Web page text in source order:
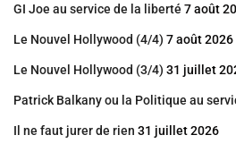
GI Joe au service de la liberté 7 août
Le Nouvel Hollywood (4/4) 7 août 2026
Le Nouvel Hollywood (3/4) 31 juillet
Patrick Balkany ou la Politique au
Il ne faut jurer de rien 31 juillet 2026